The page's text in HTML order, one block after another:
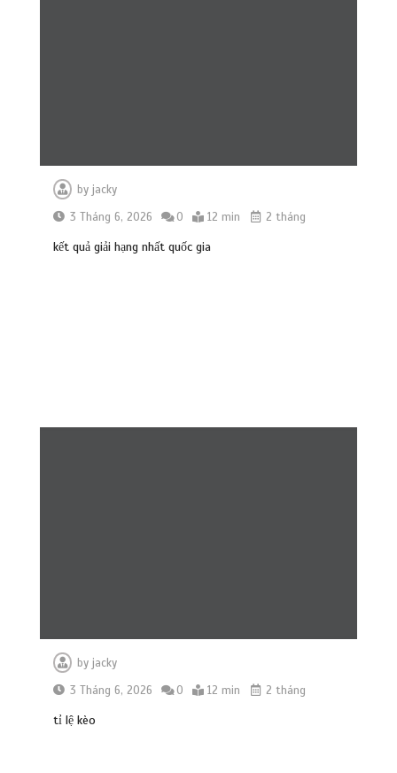
byjacky
3 Tháng 6, 2026
0 12 min 2 tháng
kết quả giải hạng nhất quốc gia
byjacky
3 Tháng 6, 2026
0 12 min 2 tháng
tỉ lệ kèo